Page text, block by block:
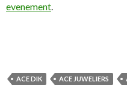
evenement.
ACE DIK ACE JUWELIERS